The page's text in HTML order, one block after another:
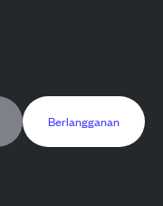
Berlangganan